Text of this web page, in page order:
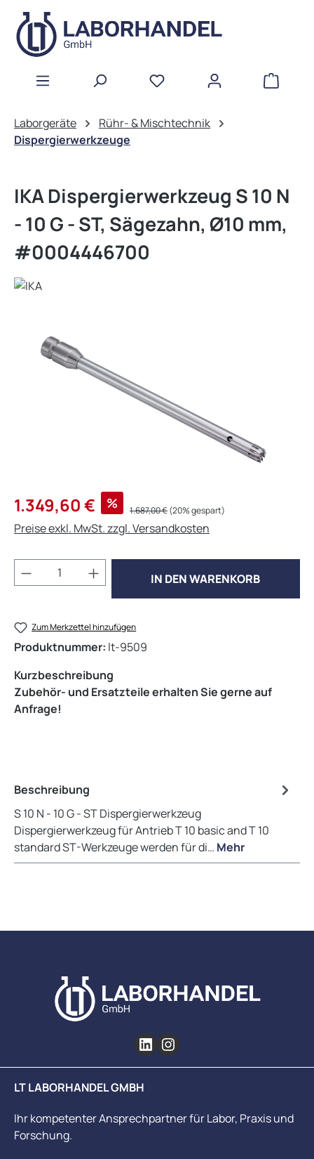
Zum Hauptinhalt springen
Laborgeräte
Rühr- & Mischtechnik
Dispergierwerkzeuge
IKA Dispergierwerkzeug S 10 N
- 10 G - ST, Sägezahn, Ø10 mm,
#0004446700
Verkaufspreis:
1.349,60 € % Regulärer Preis:
1.687,00 €(20% gespart)
Preise exkl. MwSt. zzgl. Versandkosten
Produkt Anzahl: Gib den gewünschten
IN DEN WARENKORB
Zum Merkzettel hinzufügen
Produktnummer: lt-9509
Kurzbeschreibung
Zubehör- und Ersatzteile erhalten Sie gerne auf
Anfrage!
Beschreibung
S 10 N - 10 G - ST Dispergierwerkzeug
Dispergierwerkzeug für Antrieb T 10 basic and T 10
standard ST-Werkzeuge werden für di… Mehr
LT LABORHANDEL GMBH
Ihr kompetenter Ansprechpartner für Labor, Praxis und
Forschung.